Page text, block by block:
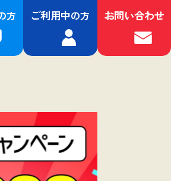
方 ご利用中の方 お問い合わせ